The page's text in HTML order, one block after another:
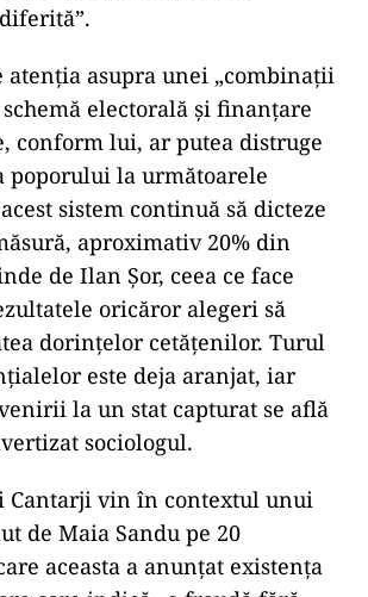
atenția asupra unei „combinații
electorală și finanțare
conform lui, ar putea distruge
poporului la următoarele
sistem continuă să dicteze
aproximativ 20% din
de Ilan Șor, ceea ce face
oricăror alegeri să
dorințelor cetățenilor. Turul
este deja aranjat, iar
la un stat capturat se află
sociologul.